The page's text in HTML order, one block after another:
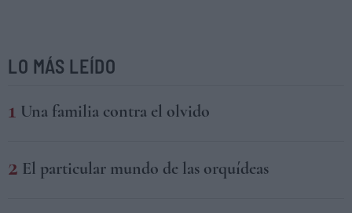
LO MÁS LEÍDO
Una familia contra el olvido
El particular mundo de las orquídeas